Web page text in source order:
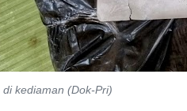
kediaman (Dok-Pri)